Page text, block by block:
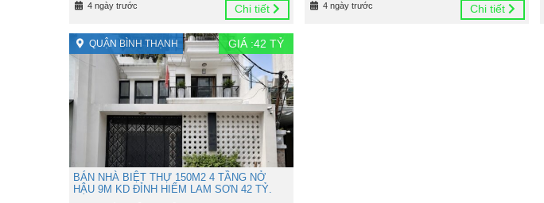
4 ngày trước Chi tiết 4 ngày trước Chi tiết
QUẬN BÌNH THẠNH GIÁ :42 TỶ
BÁN NHÀ BIỆT THỰ 150M2 4 TẦNG NỞ
HẬU 9M KD ĐỈNH HIẾM LAM SƠN 42 TỶ.